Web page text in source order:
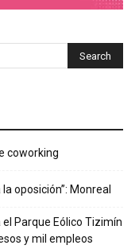
coworking
oposición”: Monreal
Parque Eólico Tizimín
y mil empleos